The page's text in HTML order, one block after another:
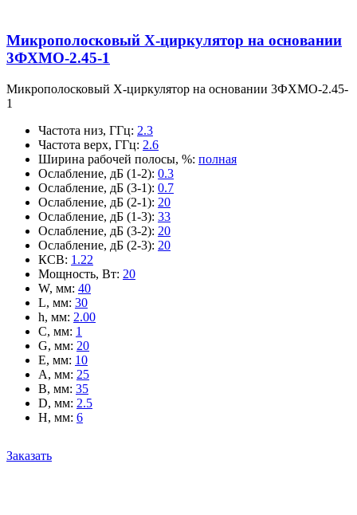
Микрополосковый X-циркулятор на основании
3ФХМО-2.45-1
Микрополосковый X-циркулятор на основании 3ФХМО-2.45-
1
Частота низ, ГГц: 2.3
Частота верх, ГГц: 2.6
Ширина рабочей полосы, %: полная
Ослабление, дБ (1-2): 0.3
Ослабление, дБ (3-1): 0.7
Ослабление, дБ (2-1): 20
Ослабление, дБ (1-3): 33
Ослабление, дБ (3-2): 20
Ослабление, дБ (2-3): 20
КСВ: 1.22
Мощность, Вт: 20
W, мм: 40
L, мм: 30
h, мм: 2.00
C, мм: 1
G, мм: 20
E, мм: 10
A, мм: 25
B, мм: 35
D, мм: 2.5
H, мм: 6
Заказать